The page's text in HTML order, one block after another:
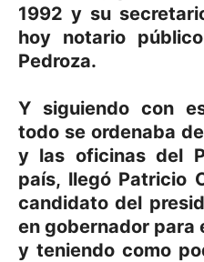
1992 y su
hoy notario
Pedroza.
Y siguiendo con
todo se ordenaba
y las oficinas del
país, llegó Patricio
candidato del
en gobernador para
y teniendo como